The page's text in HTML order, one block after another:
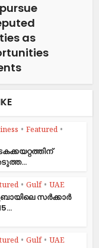
as
• Featured •
• Gulf • UAE
സർക്കാർ
• Gulf • UAE